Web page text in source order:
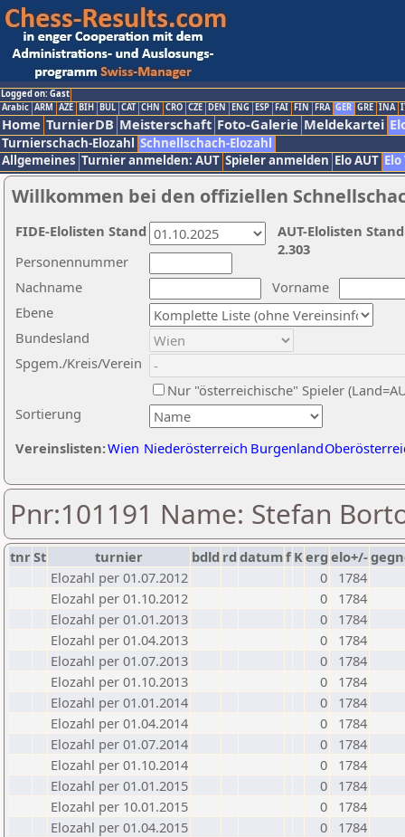
Logged on: Gast
Arabic ARM AZE BIH BUL CAT CHN CRO CZE DEN ENG ESP FAI FIN FRA GER GRE INA
Home TurnierDB Meisterschaft Foto-Galerie Meldekartei
Turnierschach-Elozahl Schnellschach-Elozahl
Allgemeines Turnier anmelden: AUT Spieler anmelden Elo AUT
Willkommen bei den offiziellen
Nachname
Vorname
Ebene
Sortierung
Personennummer
Bundesland
Spgem./Kreis/Verein
Nur "österreichische" Spieler
Vereinslisten:Wien Niederösterreich Burgenland
AUT-Elolisten
2.303
FIDE-Elolisten Stand
Pnr:101191 Name: Stefan
tnrSt turnier bdld rd datumf Kerg elo+/-
Elozahl per 01.07.2012
0
1784
Elozahl per 01.10.2012
0
1784
Elozahl per 01.01.2013
0
1784
Elozahl per 01.04.2013
0
1784
Elozahl per 01.07.2013
0
1784
Elozahl per 01.10.2013
0
1784
Elozahl per 01.01.2014
0
1784
Elozahl per 01.04.2014
0
1784
Elozahl per 01.07.2014
0
1784
Elozahl per 01.10.2014
0
1784
Elozahl per 01.01.2015
0
1784
Elozahl per 10.01.2015
0
1784
Elozahl per 01.04.2015
0
1784